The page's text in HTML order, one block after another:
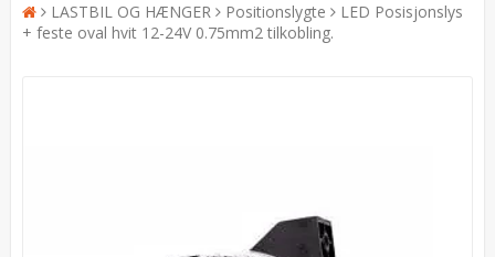
LASTBIL OG HÆNGER Positionslygte
LED Posisjonslys
+ feste oval hvit 12-24V 0.75mm2 tilkobling.